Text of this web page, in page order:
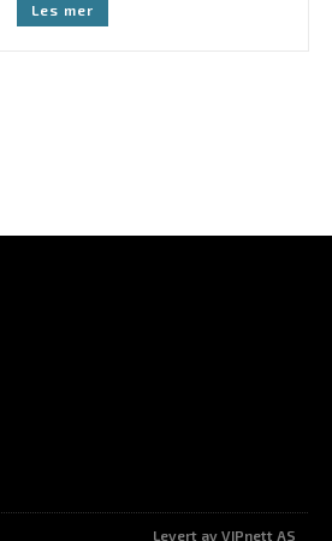
Les mer
Levert av VIPnett AS